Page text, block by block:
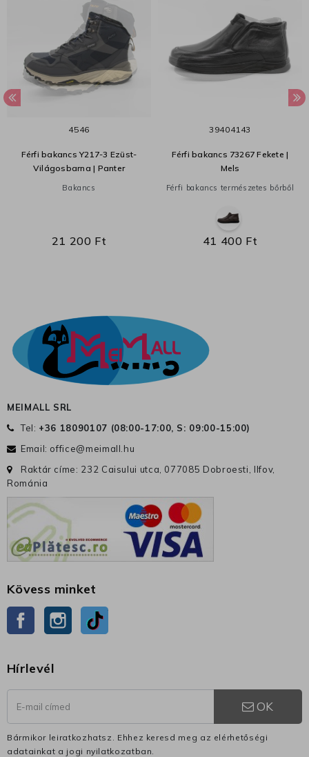
4546
Férfi bakancs Y217-3 Ezüst-
Világosbarna | Panter
Bakancs
21 200 Ft
39404143
Férfi bakancs 73267 Fekete |
Mels
Férfi bakancs természetes bőrből
41 400 Ft
MEIMALL SRL
Tel: +36 18090107 (08:00-17:00, S: 09:00-15:00)
Email: office@meimall.hu
Raktár címe: 232 Caisului utca, 077085 Dobroesti, Ilfov,
Románia
Kövess minket
Facebook Instagram
Hírlevél
OK
Bármikor leiratkozhatsz. Ehhez keresd meg az elérhetőségi
adatainkat a jogi nyilatkozatban.